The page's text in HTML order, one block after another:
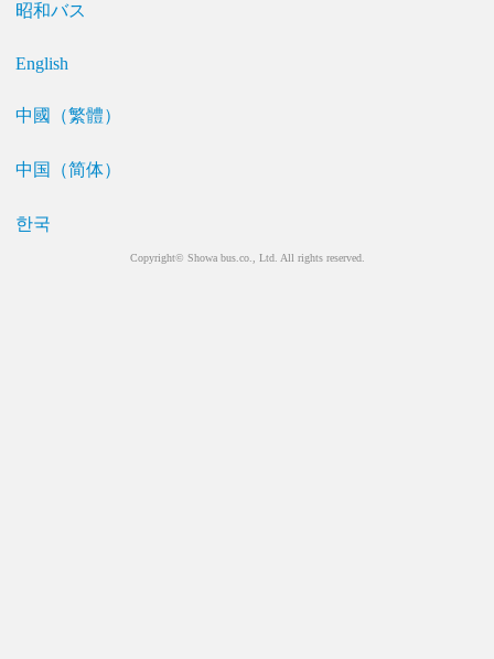
昭和バス
English
中國（繁體）
中国（简体）
한국
Copyright© Showa bus.co., Ltd. All rights reserved.